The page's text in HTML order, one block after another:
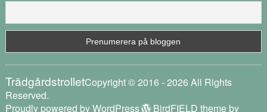
TrädgårdstrolletCopyright © 2016 - 2026 All Rights
Reserved.
Proudly powered by WordPress
BirdFIELD theme by